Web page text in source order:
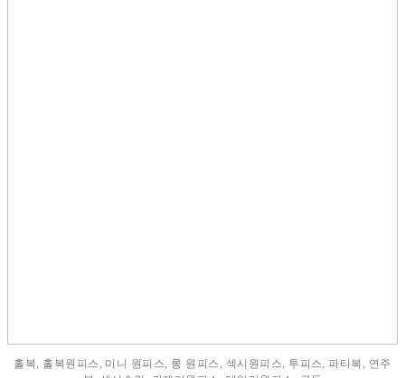
홀복, 홀복원피스, 미니 원피스, 롱 원피스, 섹시원피스, 투피스, 파티복, 연주